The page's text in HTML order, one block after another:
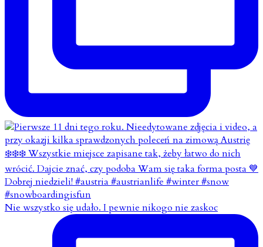
Nie wszystko się udało. I pewnie nikogo nie zaskoc